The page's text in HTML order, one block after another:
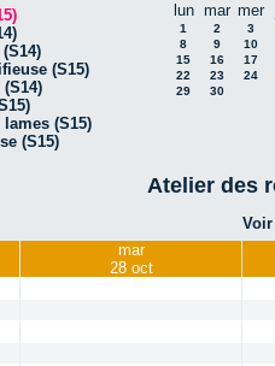
(S15)
(S15)
(S15)
lun mar mer
1 2
3
8
9
10
15
16
17
22
23
24
29
30
Atelier des
mar
28 oct